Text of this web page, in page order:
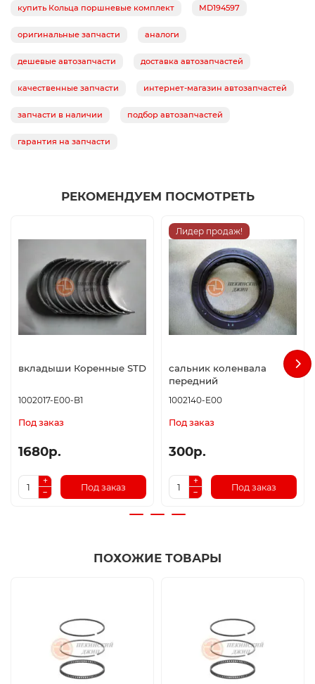
купить Кольца поршневые комплект MD194597
оригинальные запчасти аналоги
дешевые автозапчасти доставка автозапчастей
качественные запчасти интернет-магазин автозапчастей
запчасти в наличии подбор автозапчастей
гарантия на запчасти
РЕКОМЕНДУЕМ ПОСМОТРЕТЬ
вкладыши Коренные STD
1002017-E00-B1
Под заказ
1680р.
Под заказ
Лидер продаж!
сальник коленвала
передний
1002140-E00
Под заказ
300р.
Под заказ
ПОХОЖИЕ ТОВАРЫ